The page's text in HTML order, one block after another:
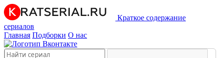
Краткое содержание
сериалов
Главная Подборки О нас